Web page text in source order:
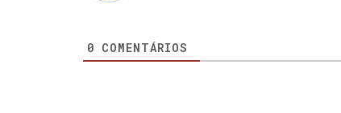
0 COMENTÁRIOS